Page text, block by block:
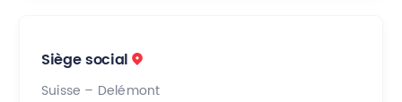
Siège social
Suisse – Delémont